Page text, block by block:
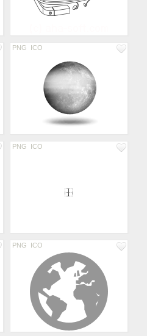
PNG ICO
PNG ICO
PNG ICO